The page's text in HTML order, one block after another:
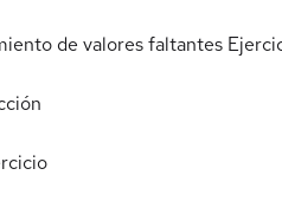
de valores faltantes